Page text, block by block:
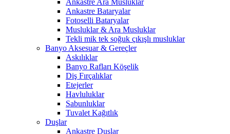
Ankastre Ara Musluklar
Ankastre Bataryalar
Fotoselli Bataryalar
Musluklar & Ara Musluklar
Tekli mik tek soğuk çıkışlı musluklar
Banyo Aksesuar & Gereçler
Askılıklar
Banyo Rafları Köşelik
Diş Fırçalıklar
Etejerler
Havluluklar
Sabunluklar
Tuvalet Kağıtlık
Duşlar
Ankastre Duşlar